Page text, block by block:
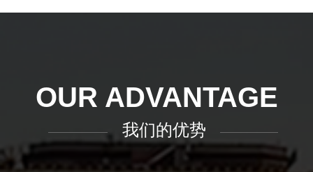
OUR ADVANTAGE
我们的优势